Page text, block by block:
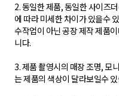
2. 동일한 제품, 동일한 사이즈
에 따라 미세한 차이가 있을수
수작업이 아닌 공장 제작 제품
니다.
3. 제품 촬영시의 매장 조명, 모
는 제품의 색상이 달라보일수